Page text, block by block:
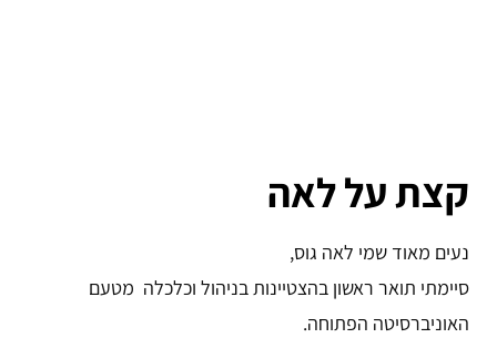
קצת על לאה
נעים מאוד שמי לאה גוס,
סיימתי תואר ראשון בהצטיינות בניהול וכלכלה מטעם
האוניברסיטה הפתוחה.